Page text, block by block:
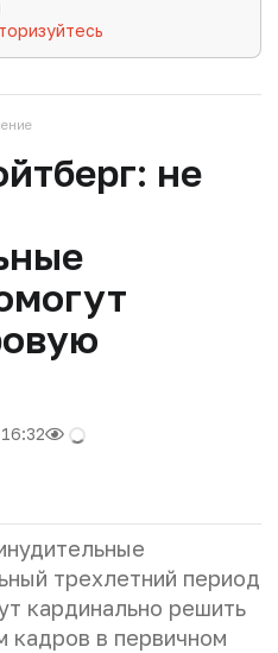
не
16:32
трехлетний период
кардинально решить
кадров в первичном